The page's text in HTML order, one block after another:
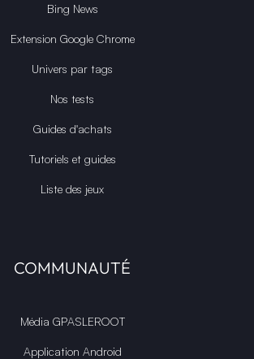
Bing News
Extension Google Chrome
Univers par tags
Nos tests
Guides d'achats
Tutoriels et guides
Liste des jeux
COMMUNAUTÉ
Média GPASLEROOT
Application Android